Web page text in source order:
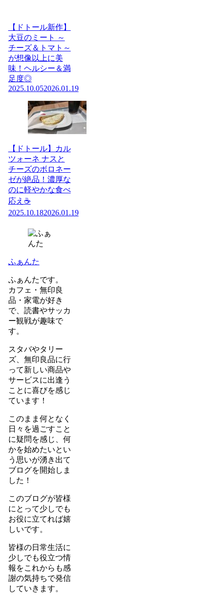
【ドトール新作】
大豆のミート ～
チーズ＆トマト～
が想像以上に美
味！ヘルシー＆満
足度◎
2025.10.052026.01.19
【ドトール】カル
ツォーネ ナスと
チーズのボロネー
ゼが絶品！濃厚な
のに軽やかな食べ
応え☕️
2025.10.182026.01.19
ふぁんた
ふぁんたです。
カフェ・無印良
品・家電が好き
で、読書やサッカ
ー観戦が趣味で
す。
スタバやタリー
ズ、無印良品に行
って新しい商品や
サービスに出逢う
ことに喜びを感じ
ています！
このまま何となく
日々を過ごすこと
に疑問を感じ、何
かを始めたいとい
う思いが湧き出て
ブログを開始しま
した！
このブログが皆様
にとって少しでも
お役に立てれば嬉
しいです。
皆様の日常生活に
少しでも役立つ情
報をこれからも感
謝の気持ちで発信
していきます。